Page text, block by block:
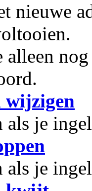
nieuwe
alleen
wijzigen
als je
als je